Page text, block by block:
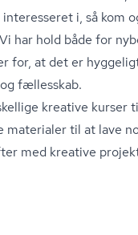
i, så kom
har hold både for
for, at det er
fællesskab.
kreative kurser
materialer til at lave
med kreative